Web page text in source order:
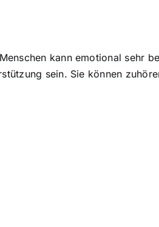
kann emotional sehr
sein. Sie können